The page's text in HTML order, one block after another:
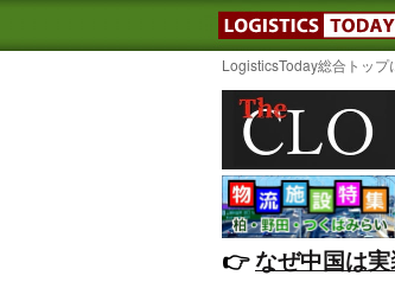
LogisticsToday総合トップ
👉️なぜ中国は